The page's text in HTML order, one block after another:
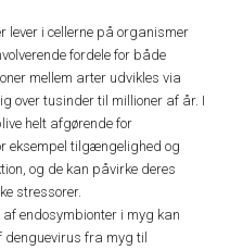
lever i cellerne på organismer
fordele for både
mellem arter udvikles via
over tusinder til millioner af år. I
helt afgørende for
eksempel tilgængelighed og
og de kan påvirke deres
stressorer.
endosymbionter i myg kan
denguevirus fra myg til